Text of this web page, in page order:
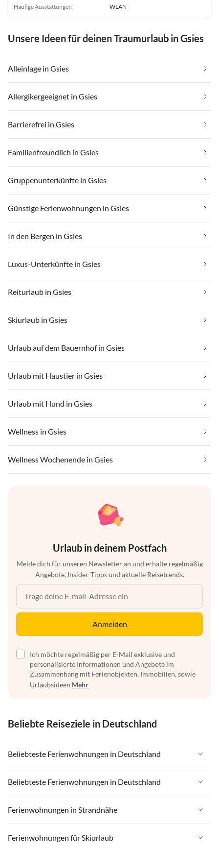
Häufige Ausstattungen WLAN
Unsere Ideen für deinen Traumurlaub in Gsies
Alleinlage in Gsies
Allergikergeeignet in Gsies
Barrierefrei in Gsies
Familienfreundlich in Gsies
Gruppenunterkünfte in Gsies
Günstige Ferienwohnungen in Gsies
In den Bergen in Gsies
Luxus-Unterkünfte in Gsies
Reiturlaub in Gsies
Skiurlaub in Gsies
Urlaub auf dem Bauernhof in Gsies
Urlaub mit Haustier in Gsies
Urlaub mit Hund in Gsies
Wellness in Gsies
Wellness Wochenende in Gsies
Urlaub in deinem Postfach
Melde dich für unseren Newsletter an und erhalte regelmäßig
Angebote, Insider-Tipps und aktuelle Reisetrends.
Anmelden
Ich möchte regelmäßig per E-Mail exklusive und
personalisierte Informationen und Angebote im
Zusammenhang mit Ferienobjekten, Immobilien, sowie
Urlaubsideen Mehr
Beliebte Reiseziele in Deutschland
Beliebteste Ferienwohnungen in Deutschland
Ferienwohnungen in Deutschland
Ferienwohnungen in Ostsee
Ferienwohnungen in Nordsee
Beliebteste Ferienwohnungen in Deutschland
Ferienwohnungen in Deutschland
Ferienwohnungen in Ostsee
Ferienwohnungen in Nordsee
Ferienwohnungen in Strandnähe
Ferienwohnungen in Strandnähe in Deutschland
Ferienwohnungen für Skiurlaub